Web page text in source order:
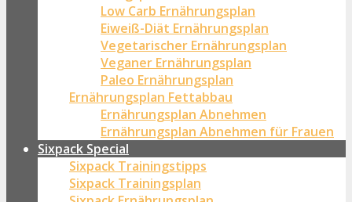
Low Carb Ernährungsplan
Eiweiß-Diät Ernährungsplan
Vegetarischer Ernährungsplan
Veganer Ernährungsplan
Paleo Ernährungsplan
Ernährungsplan Fettabbau
Ernährungsplan Abnehmen
Ernährungsplan Abnehmen für Frauen
Sixpack Special
Sixpack Trainingstipps
Sixpack Trainingsplan